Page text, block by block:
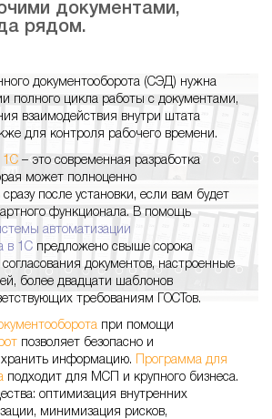
документами,
рядом.
документооборота (СЭД) нужна
полного цикла работы с документами,
взаимодействия внутри штата
для контроля рабочего времени.
1С – это современная разработка
может полноценно
после установки, если вам будет
функционала. В помощь
автоматизации
в 1С предложено свыше сорока
согласования документов, настроенные
более двадцати шаблонов
требованиям ГОСТов.
при помощи
позволяет безопасно и
хранить информацию.
Программа для
подходит для МСП и крупного бизнеса.
оптимизация внутренних
минимизация рисков,